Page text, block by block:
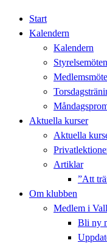
Start
Kalendern
Kalendern
Styrelsemöten
Medlemsmöte
Aktuella kurser
Aktuella
Artiklar
”Att
Om klubben
Medlem i
Bli ny